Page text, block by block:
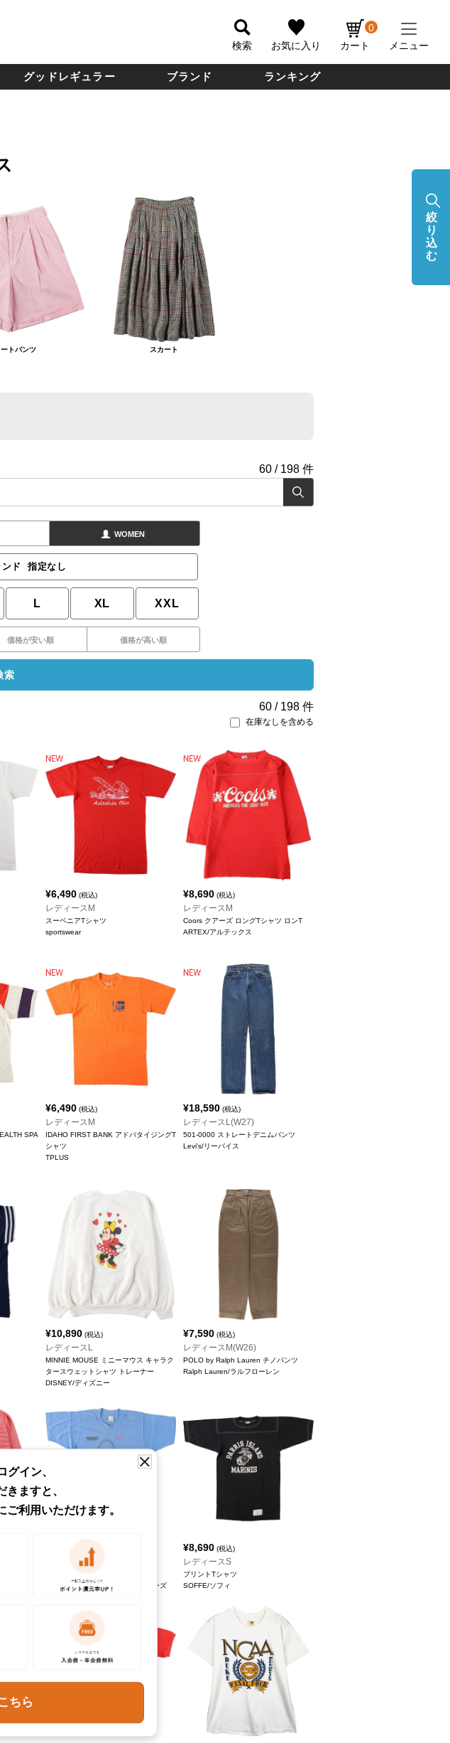
検索 お気に入り カート
0
メニュー
グッドレギュラー ブランド ランキング
トパンツ スカート
60 / 198 件
WOMEN
ド 指定なし
L XL XXL
価格が安い順 価格が高い順
索
60 / 198 件
在庫なしを含める
¥6,490 (税込)
レディースM
スーベニアTシャツ
sportswear
¥8,690 (税込)
レディースM
Coors クアーズ ロングTシャツ ロンT
ARTEX/アルテックス
SPA
¥6,490 (税込)
レディースM
IDAHO FIRST BANK アドバタイジングT
シャツ
TPLUS
¥18,590 (税込)
レディースL(W27)
501-0000 ストレートデニムパンツ
Levi's/リーバイス
¥10,890 (税込)
レディースL
MINNIE MOUSE ミニーマウス キャラク
タースウェットシャツ トレーナー
DISNEY/ディズニー
¥7,590 (税込)
レディースM(W26)
POLO by Ralph Lauren チノパンツ
Ralph Lauren/ラルフローレン
(税込)
レディースS
SCREEN STARS/スクリーンスターズ
¥8,690 (税込)
レディースS
プリントTシャツ
SOFFE/ソフィ
絞
り
込
む
グイン、
きますと、
利用いただけます。
ちら